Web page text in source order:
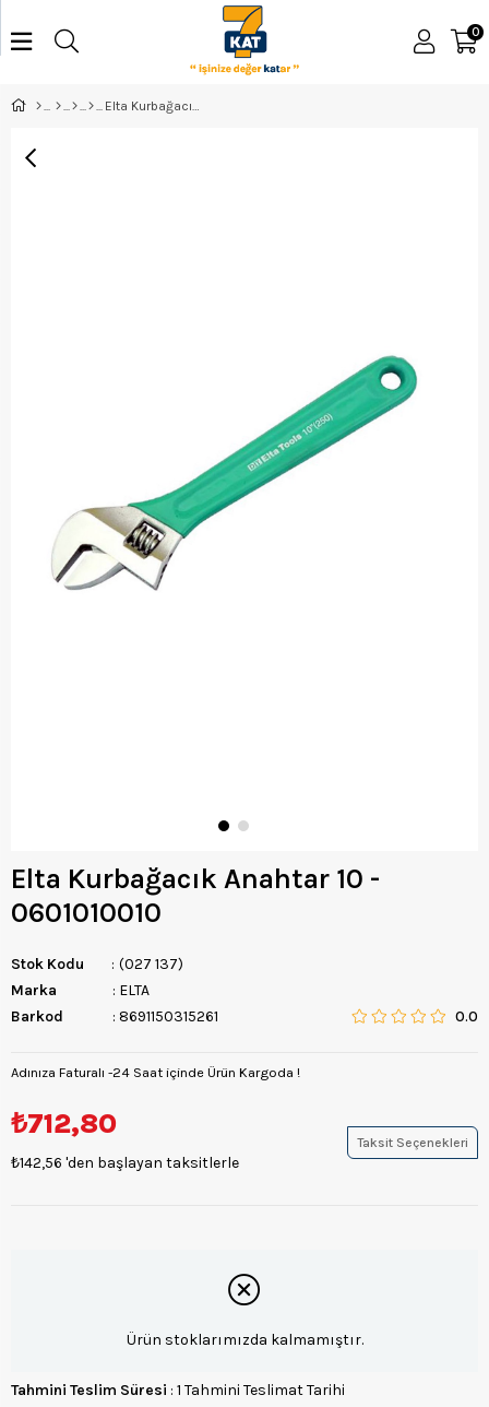
0
Elta Kurbağacık Anahtar 10 -
0601010010
Stok Kodu
(027 137)
Marka
: ELTA
Barkod
: 8691150315261 0.0
Adınıza Faturalı -24 Saat içinde Ürün Kargoda !
₺712,80
₺142,56 'den başlayan taksitlerle
Taksit Seçenekleri
Ürün stoklarımızda kalmamıştır.
Tahmini Teslim Süresi : 1 Tahmini Teslimat Tarihi